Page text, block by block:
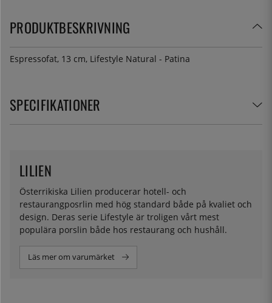
PRODUKTBESKRIVNING
Espressofat, 13 cm, Lifestyle Natural - Patina
SPECIFIKATIONER
Österrikiska Lilien producerar hotell- och
restaurangposrlin med hög standard både på kvaliet och
design. Deras serie Lifestyle är troligen vårt mest
populära porslin både hos restaurang och hushåll.
LILIEN
Läs mer om varumärket